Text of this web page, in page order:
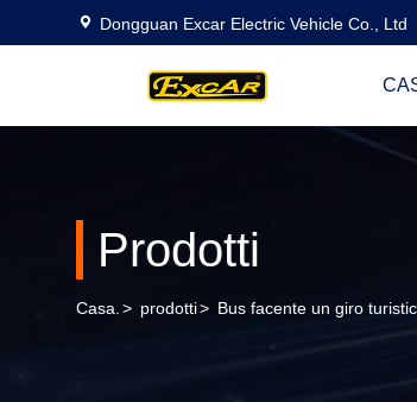
Dongguan Excar Electric Vehicle Co., Ltd
Prodotti
Casa. > prodotti> Bus facente un giro